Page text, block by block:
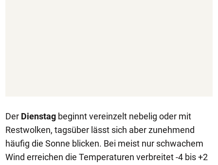
Der Dienstag beginnt vereinzelt nebelig oder mit
Restwolken, tagsüber lässt sich aber zunehmend
häufig die Sonne blicken. Bei meist nur schwachem
Wind erreichen die Temperaturen verbreitet -4 bis +2